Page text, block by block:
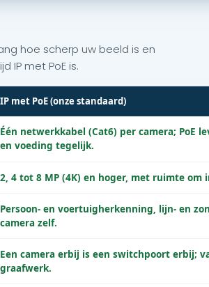
hoe scherp uw beeld is en
IP met PoE is.
IP met PoE (onze standaard)
Één netwerkkabel (Cat6) per camera; PoE
en voeding tegelijk.
2, 4 tot 8 MP (4K) en hoger, met ruimte om
Persoon- en voertuigherkenning, lijn- en
camera zelf.
Een camera erbij is een switchpoort erbij;
graafwerk.